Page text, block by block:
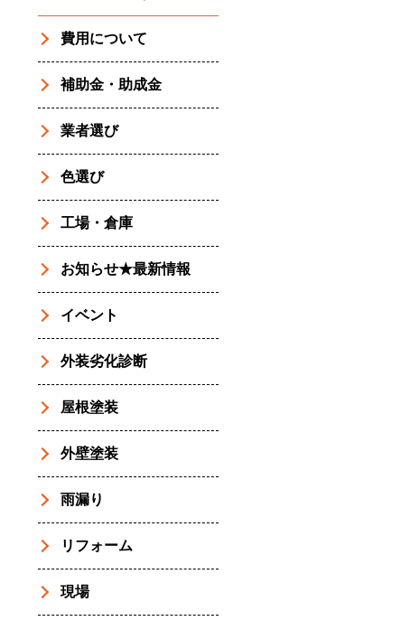
費用について
補助金・助成金
業者選び
色選び
工場・倉庫
お知らせ★最新情報
イベント
外装劣化診断
屋根塗装
外壁塗装
雨漏り
リフォーム
現場